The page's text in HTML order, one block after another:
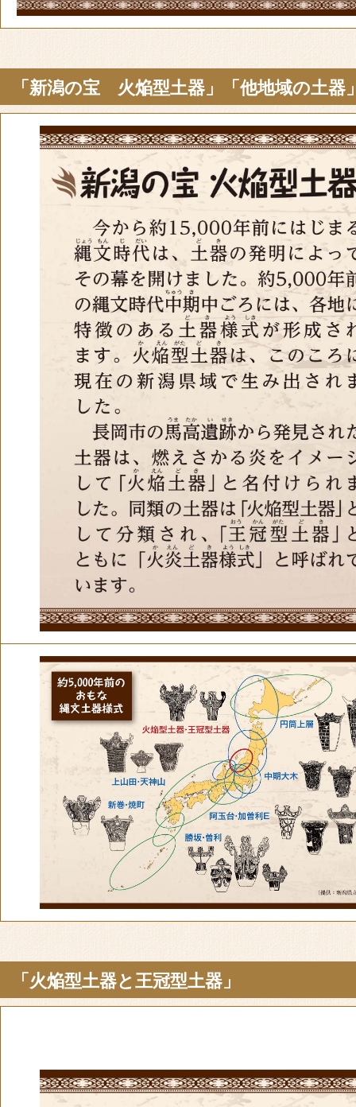
「新潟の宝 火焔型土器」「他地域の土器
「火焔型土器と王冠型土器」